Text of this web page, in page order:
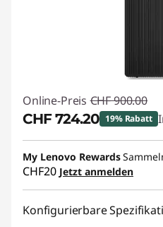
Online-Preis CHF 900.00
CHF 724.20 19% Rabatt
eCoupon-Rabatt :-CHF
eCoupon :THINKDEAL7
My Lenovo Rewards
CHF20 Jetzt anmelden
Konfigurierbare